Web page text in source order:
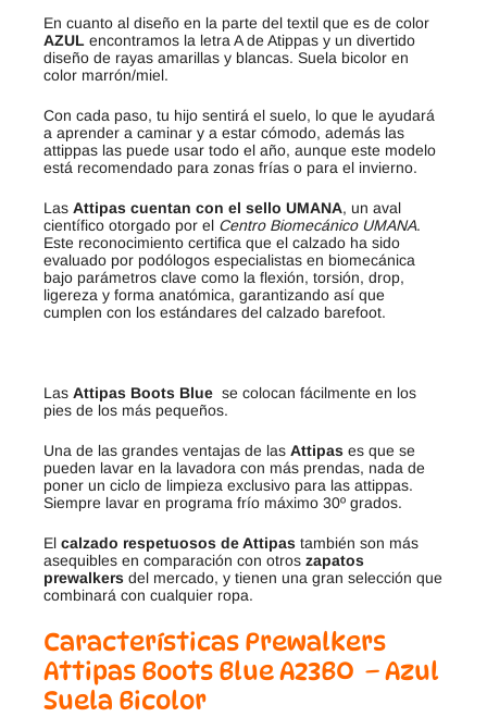
En cuanto al diseño en la parte del textil que es de color
AZUL encontramos la letra A de Atippas y un divertido
diseño de rayas amarillas y blancas. Suela bicolor en
color marrón/miel.
Con cada paso, tu hijo sentirá el suelo, lo que le ayudará
a aprender a caminar y a estar cómodo, además las
attippas las puede usar todo el año, aunque este modelo
está recomendado para zonas frías o para el invierno.
Las Attipas cuentan con el sello UMANA, un aval
científico otorgado por el Centro Biomecánico UMANA.
Este reconocimiento certifica que el calzado ha sido
evaluado por podólogos especialistas en biomecánica
bajo parámetros clave como la flexión, torsión, drop,
ligereza y forma anatómica, garantizando así que
cumplen con los estándares del calzado barefoot.
Las Attipas Boots Blue se colocan fácilmente en los
pies de los más pequeños.
Una de las grandes ventajas de las Attipas es que se
pueden lavar en la lavadora con más prendas, nada de
poner un ciclo de limpieza exclusivo para las attippas.
Siempre lavar en programa frío máximo 30º grados.
El calzado respetuosos de Attipas también son más
asequibles en comparación con otros zapatos
prewalkers del mercado, y tienen una gran selección que
combinará con cualquier ropa.
Características Prewalkers
Attipas Boots Blue A23BO – Azul
Suela Bicolor